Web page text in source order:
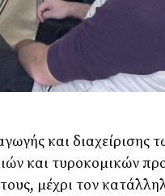
και διαχείρισης
και τυροκομικών
μέχρι τον